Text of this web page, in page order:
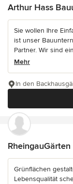
Arthur Hass
Sie wollen Ihre
ist unser
Partner. Wir sind
Mehr
In den
RheingauGärten
Grünflächen
Lebensqualität